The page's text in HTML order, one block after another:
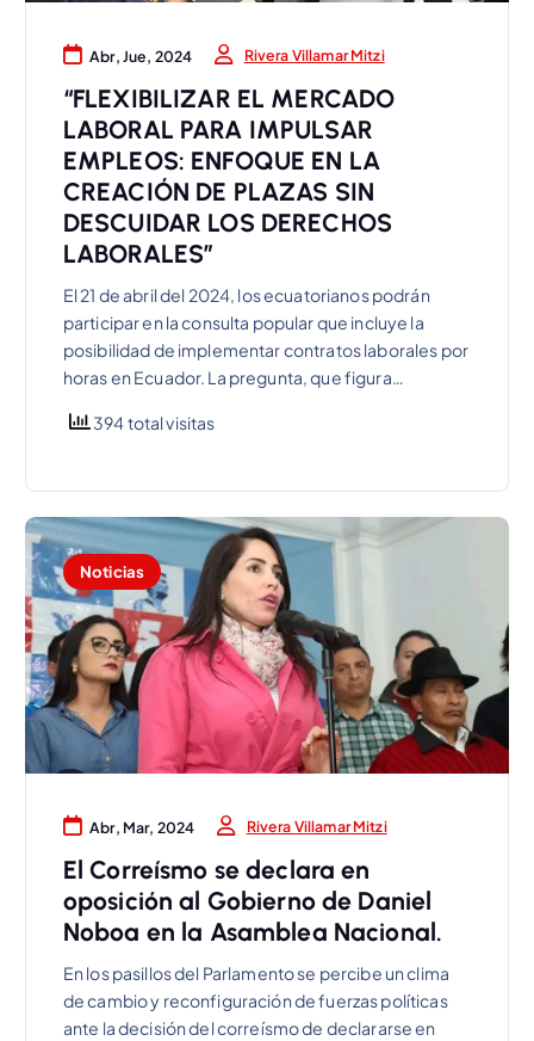
Abr, Jue, 2024 Rivera Villamar Mitzi
“FLEXIBILIZAR EL MERCADO
LABORAL PARA IMPULSAR
EMPLEOS: ENFOQUE EN LA
CREACIÓN DE PLAZAS SIN
DESCUIDAR LOS DERECHOS
LABORALES”
El 21 de abril del 2024, los ecuatorianos podrán
participar en la consulta popular que incluye la
posibilidad de implementar contratos laborales por
horas en Ecuador. La pregunta, que figura…
394 total visitas
Noticias
Abr, Mar, 2024 Rivera Villamar Mitzi
El Correísmo se declara en
oposición al Gobierno de Daniel
Noboa en la Asamblea Nacional.
En los pasillos del Parlamento se percibe un clima
de cambio y reconfiguración de fuerzas políticas
ante la decisión del correísmo de declararse en